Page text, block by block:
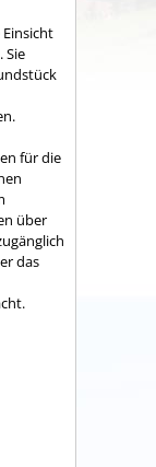
Sie
für die
über
das